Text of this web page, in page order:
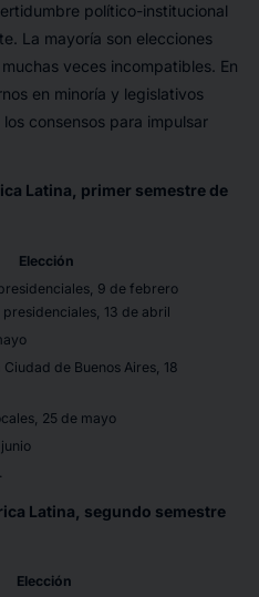
político-institucional
La mayoría son elecciones
veces incompatibles. En
en minoría y legislativos
consensos para impulsar
Latina, primer semestre de
Elección
9 de febrero
13 de abril
Ciudad de Buenos Aires, 18
25 de mayo
Latina, segundo semestre
Elección